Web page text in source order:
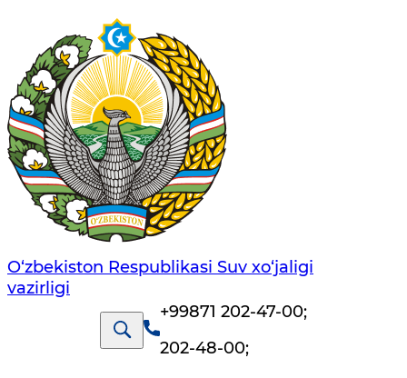
O‘zbekiston Respublikasi Suv хo‘jaligi
vazirligi
+99871 202-47-00;
202-48-00;